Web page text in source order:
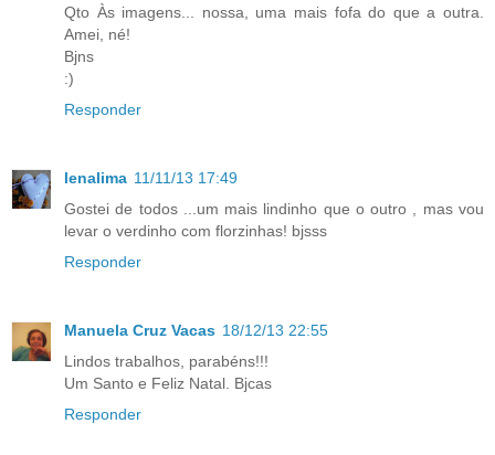
Qto Às imagens... nossa, uma mais fofa do que a outra.
Amei, né!
Bjns
:)
Responder
lenalima 11/11/13 17:49
Gostei de todos ...um mais lindinho que o outro , mas vou
levar o verdinho com florzinhas! bjsss
Responder
Manuela Cruz Vacas 18/12/13 22:55
Lindos trabalhos, parabéns!!!
Um Santo e Feliz Natal. Bjcas
Responder